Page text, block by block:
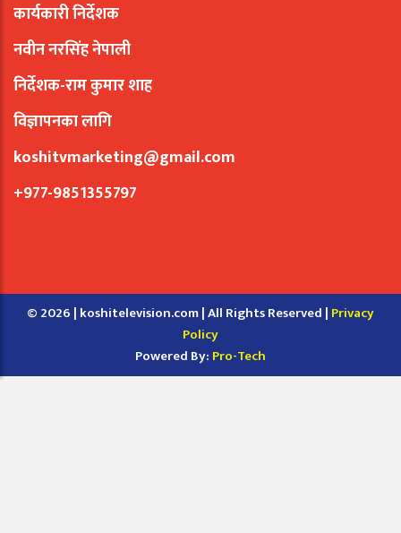
कार्यकारी निर्देशक
नवीन नरसिंह नेपाली
निर्देशक-राम कुमार शाह
विज्ञापनका लागि
koshitvmarketing@gmail.com
+977-9851355797
© 2026 | koshitelevision.com | All Rights Reserved | Privacy
Policy
Powered By: Pro-Tech